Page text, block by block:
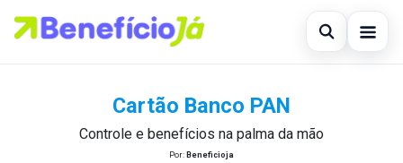
Abrir busca
Empréstimo
Buscar no site
Cartão Banco PAN
Controle e benefícios na palma da mão
Por: Beneficioja